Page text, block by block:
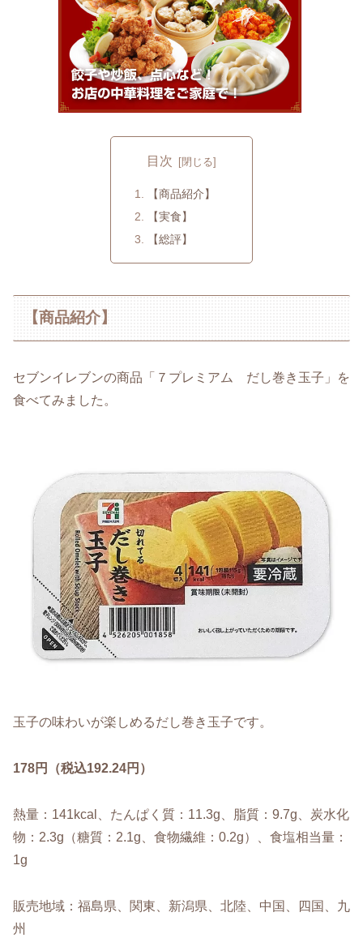
目次
【商品紹介】
【実食】
【総評】
【商品紹介】
セブンイレブンの商品「７プレミアム だし巻き玉子」を
食べてみました。
玉子の味わいが楽しめるだし巻き玉子です。
178円（税込192.24円）
熱量：141kcal、たんぱく質：11.3g、脂質：9.7g、炭水化
物：2.3g（糖質：2.1g、食物繊維：0.2g）、食塩相当量：
1g
販売地域：福島県、関東、新潟県、北陸、中国、四国、九
州